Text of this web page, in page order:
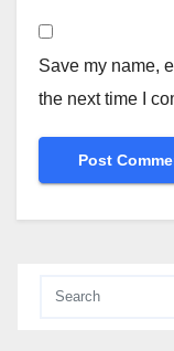
Save my name,
the next time I